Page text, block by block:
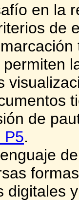
en la
de
de
P5.
digitales